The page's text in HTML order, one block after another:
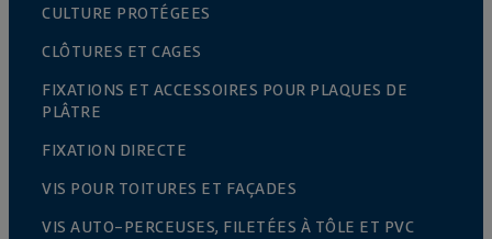
CULTURE PROTÉGEES
CLÔTURES ET CAGES
FIXATIONS ET ACCESSOIRES POUR PLAQUES DE
PLÂTRE
FIXATION DIRECTE
VIS POUR TOITURES ET FAÇADES
VIS AUTO-PERCEUSES, FILETÉES À TÔLE ET PVC